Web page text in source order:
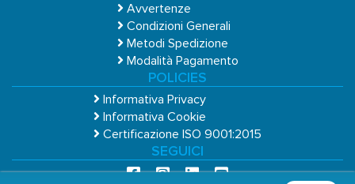
Avvertenze
Condizioni Generali
Metodi Spedizione
Modalità Pagamento
POLICIES
Informativa Privacy
Informativa Cookie
Certificazione ISO 9001:2015
SEGUICI